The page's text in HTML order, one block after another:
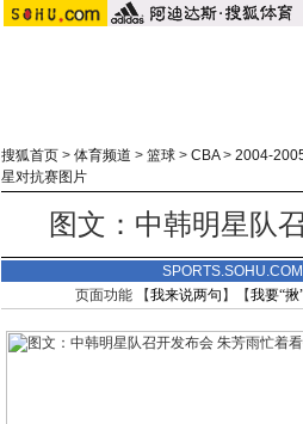
搜狐首页 > 体育频道 > 篮球 > CBA> 2004-
星对抗赛图片
图文：中韩明星队
页面功能 【我来说两句 】【我要“揪